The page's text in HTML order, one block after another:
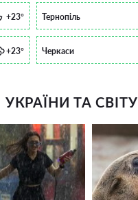
+23° Тернопіль
+23° Черкаси
ТА СВІТУ